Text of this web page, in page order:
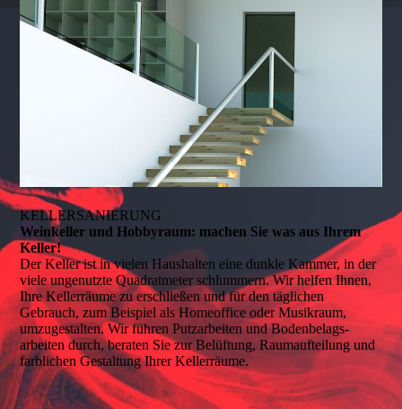
KELLERSANIERUNG
Weinkeller und Hobbyraum: machen Sie was aus Ihrem
Keller!
Der Keller ist in vielen Haushalten eine dunkle Kammer, in der
viele ungenutzte Quadratmeter schlummern. Wir helfen Ihnen,
Ihre Kellerräume zu erschließen und für den täglichen
Gebrauch, zum Beispiel als Homeoffice oder Musikraum,
umzugestalten. Wir führen Putzarbeiten und Bodenbelags­
arbeiten durch, beraten Sie zur Belüftung, Raumaufteilung und
farblichen Gestaltung Ihrer Kellerräume.